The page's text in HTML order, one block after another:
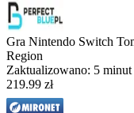
Gra Nintendo Switch
Region
Zaktualizowano: 5 minut
219.99 zł